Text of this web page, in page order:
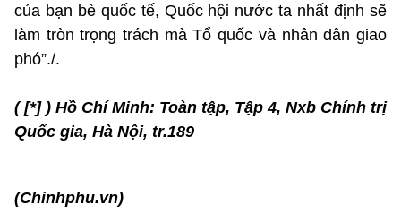
của bạn bè quốc tế, Quốc hội nước ta nhất định sẽ
làm tròn trọng trách mà Tổ quốc và nhân dân giao
phó”./.
( [*] ) Hồ Chí Minh: Toàn tập, Tập 4, Nxb Chính trị
Quốc gia, Hà Nội, tr.189
(Chinhphu.vn)